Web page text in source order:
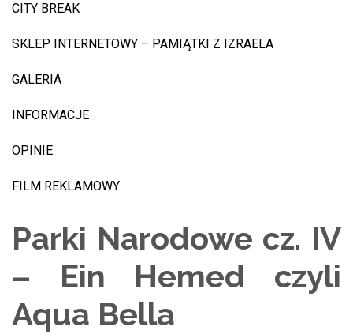
CITY BREAK
SKLEP INTERNETOWY – PAMIĄTKI Z IZRAELA
GALERIA
INFORMACJE
OPINIE
FILM REKLAMOWY
Parki Narodowe cz. IV
– Ein Hemed czyli
Aqua Bella